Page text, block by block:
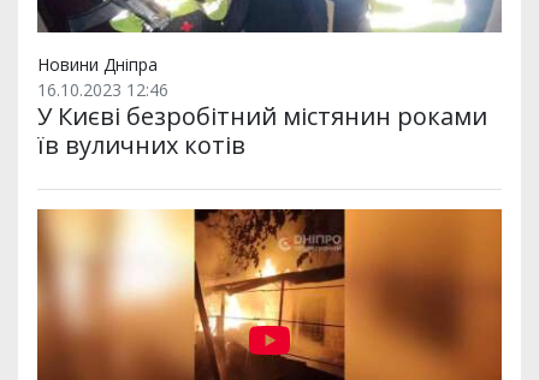
Новини Дніпра
16.10.2023 12:46
У Києві безробітний містянин роками
їв вуличних котів